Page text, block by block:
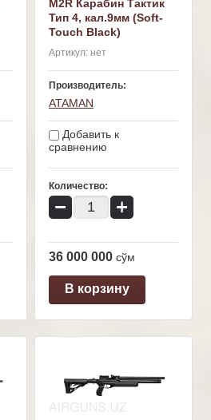
M2R Карабин Тактик
Тип 4, кал.9мм (Soft-
Touch Black)
Артикул:нет
Производитель:
ATAMAN
Добавить к
сравнению
Количество:
− +
36 000 000 сўм
В корзину